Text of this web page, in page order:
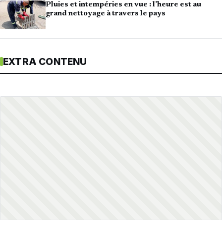
Pluies et intempéries en vue : l’heure est au
grand nettoyage à travers le pays
EXTRA CONTENU